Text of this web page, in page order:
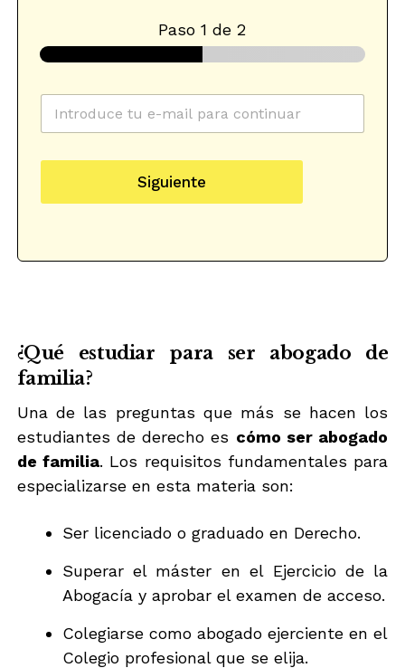
Paso1 de 2
C
r
e
c
c
o
o
t
c
l
c
i
o
n
e
w
l
t
e
r
Siguiente
¿Qué estudiar para ser abogado de
familia?
Una de las preguntas que más se hacen los
estudiantes de derecho es cómo ser abogado
de familia. Los requisitos fundamentales para
especializarse en esta materia son:
Ser licenciado o graduado en Derecho.
Superar el máster en el Ejercicio de la
Abogacía y aprobar el examen de acceso.
Colegiarse como abogado ejerciente en el
Colegio profesional que se elija.